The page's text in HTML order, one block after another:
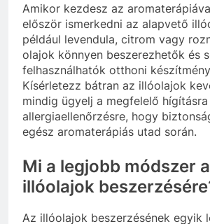
Amikor kezdesz az
először ismerkedni az alapvető
például levendula, citrom vagy
olajok könnyen beszerezhetők és
felhasználhatók otthoni
Kísérletezz bátran az illóolajok
mindig ügyelj a megfelelő hígításra
allergiaellenőrzésre, hogy
egész aromaterápiás utad során.
Mi a legjobb módszer
illóolajok
Az illóolajok beszerzésének egyik